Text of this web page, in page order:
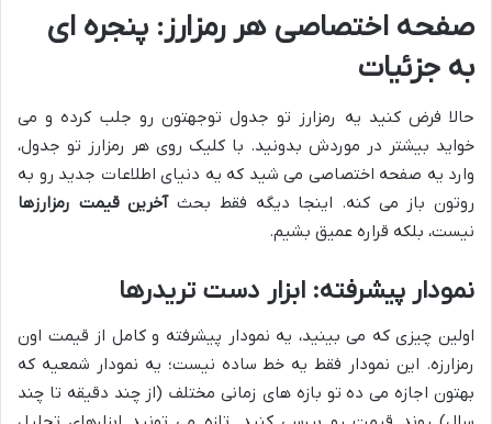
صفحه اختصاصی هر رمزارز: پنجره ای
به جزئیات
حالا فرض کنید یه رمزارز تو جدول توجهتون رو جلب کرده و می
خواید بیشتر در موردش بدونید. با کلیک روی هر رمزارز تو جدول،
وارد یه صفحه اختصاصی می شید که یه دنیای اطلاعات جدید رو به
روتون باز می کنه. اینجا دیگه فقط بحثآخرین قیمت رمزارزها
نیست، بلکه قراره عمیق بشیم.
نمودار پیشرفته: ابزار دست تریدرها
اولین چیزی که می بینید، یه نمودار پیشرفته و کامل از قیمت اون
رمزارزه. این نمودار فقط یه خط ساده نیست؛ یه نمودار شمعیه که
بهتون اجازه می ده تو بازه های زمانی مختلف (از چند دقیقه تا چند